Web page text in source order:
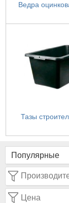
Ведра
Тазы
Цена